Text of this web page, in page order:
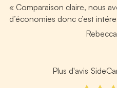
« Comparaison claire, nous
d’économies donc c’est
Plus d'avis